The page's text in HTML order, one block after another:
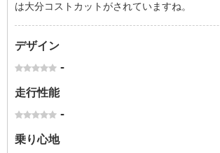
は大分コストカットがされていますね。
デザイン
-
走行性能
-
乗り心地